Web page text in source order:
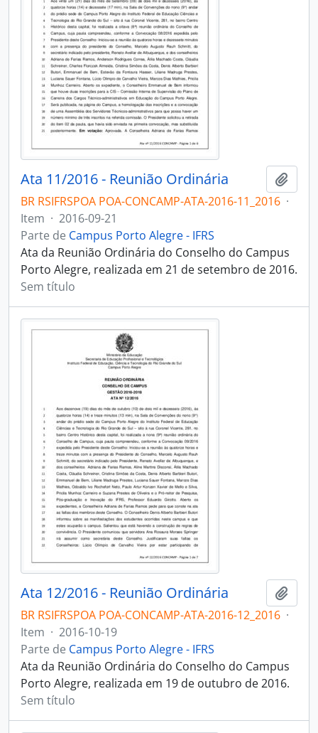
Ata 11/2016 - Reunião Ordinária
BR RSIFRSPOA POA-CONCAMP-ATA-2016-11_2016 ·
Item · 2016-09-21
Parte de Campus Porto Alegre - IFRS
Ata da Reunião Ordinária do Conselho do Campus
Porto Alegre, realizada em 21 de setembro de 2016.
Sem título
Ata 12/2016 - Reunião Ordinária
BR RSIFRSPOA POA-CONCAMP-ATA-2016-12_2016 ·
Item · 2016-10-19
Parte de Campus Porto Alegre - IFRS
Ata da Reunião Ordinária do Conselho do Campus
Porto Alegre, realizada em 19 de outubro de 2016.
Sem título